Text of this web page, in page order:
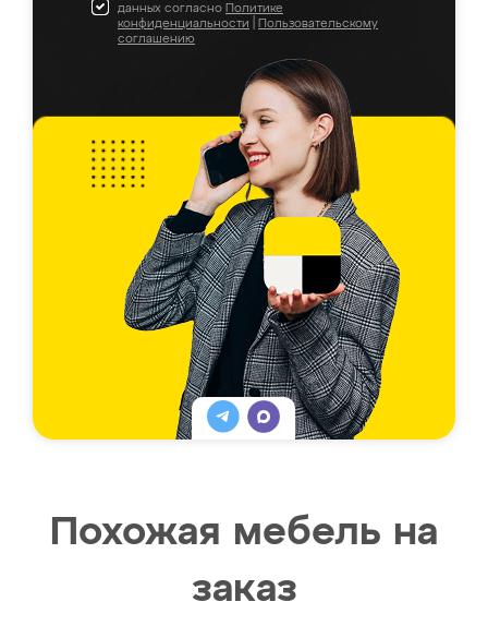
данных согласно Политике
конфиденциальности
Пользовательскому
соглашению
Похожая мебель на
заказ